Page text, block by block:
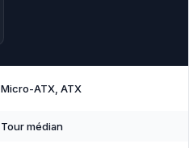
Micro-ATX, ATX
Tour médian